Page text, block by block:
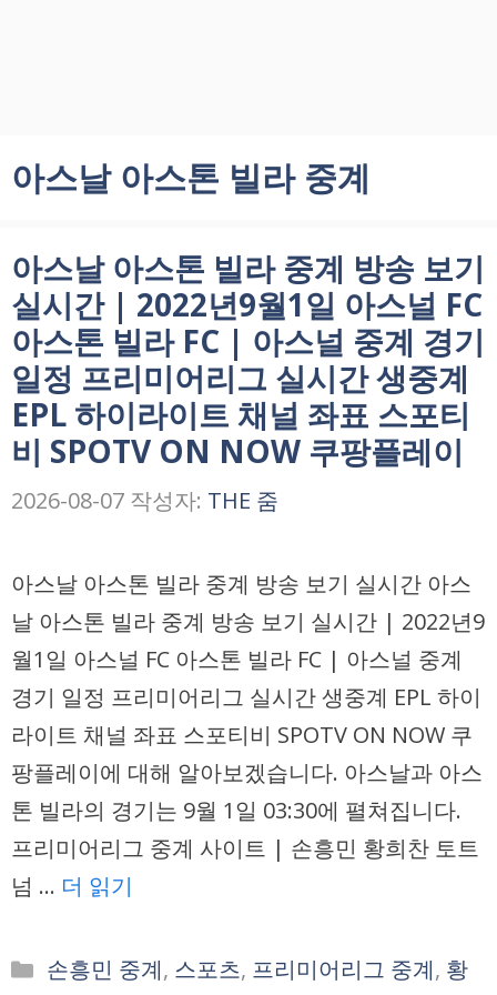
아스날 아스톤 빌라 중계
아스날 아스톤 빌라 중계 방송 보기
실시간 | 2022년9월1일 아스널 FC
아스톤 빌라 FC | 아스널 중계 경기
일정 프리미어리그 실시간 생중계
EPL 하이라이트 채널 좌표 스포티
비 SPOTV ON NOW 쿠팡플레이
2026-08-07 작성자: THE 줌
아스날 아스톤 빌라 중계 방송 보기 실시간 아스
날 아스톤 빌라 중계 방송 보기 실시간 | 2022년9
월1일 아스널 FC 아스톤 빌라 FC | 아스널 중계
경기 일정 프리미어리그 실시간 생중계 EPL 하이
라이트 채널 좌표 스포티비 SPOTV ON NOW 쿠
팡플레이에 대해 알아보겠습니다. 아스날과 아스
톤 빌라의 경기는 9월 1일 03:30에 펼쳐집니다.
프리미어리그 중계 사이트 | 손흥민 황희찬 토트
넘 … 더 읽기
카
손흥민 중계, 스포츠, 프리미어리그 중계, 황